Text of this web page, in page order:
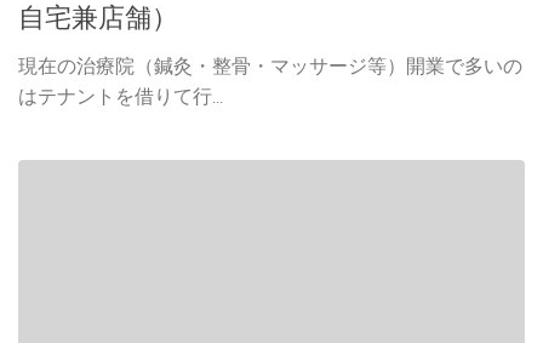
自宅兼店舗）
現在の治療院（鍼灸・整骨・マッサージ等）開業で多いの
はテナントを借りて行...